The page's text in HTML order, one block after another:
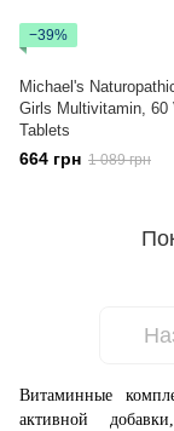
−39%
Michael's
Girls Multivitamin, 60
Tablets
664 грн 1 089 грн
Витаминные
активной